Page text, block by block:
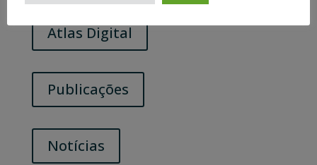
Atlas Digital
Publicações
Notícias